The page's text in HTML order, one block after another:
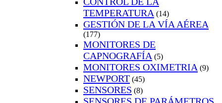
TEMPERATURA (14)
GESTIÓN DE LA VÍA AÉREA
(177)
MONITORES DE
CAPNOGRAFÍA (5)
MONITORES OXIMETRIA (9)
NEWPORT (45)
SENSORES (8)